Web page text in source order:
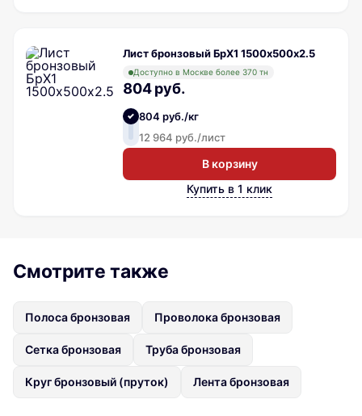
Лист бронзовый БрХ1 1500х500х2.5
Доступно в Москве более 370 тн
804 руб.
804 руб./кг
12 964 руб./лист
В корзину
Купить в 1 клик
Смотрите также
Полоса бронзовая Проволока бронзовая
Сетка бронзовая Труба бронзовая
Круг бронзовый (пруток) Лента бронзовая